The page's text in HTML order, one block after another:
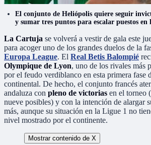
El conjunto de Heliópolis quiere seguir
y sumar tres puntos para escalar puestos en
La Cartuja se volverá a vestir de gala este
para acoger uno de los grandes duelos de la
Europa League. El Real Betis Balompié
Olympique de Lyon, uno de los rivales más
por el feudo verdiblanco en esta primera fase
continental. De hecho, el conjunto francés
andaluza con pleno de victorias en el torneo
nueve posibles) y con la intención de alargar
más, aunque su situación en la Ligue 1 no
nivel mostrado por el continente.
Mostrar contenido de X